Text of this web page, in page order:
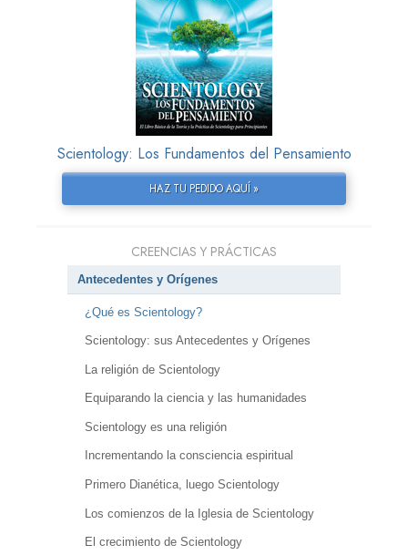
Scientology: Los Fundamentos del Pensamiento
HAZ TU PEDIDO AQUÍ »
CREENCIAS Y PRÁCTICAS
Antecedentes y Orígenes
¿Qué es Scientology?
Scientology: sus Antecedentes y Orígenes
La religión de Scientology
Equiparando la ciencia y las humanidades
Scientology es una religión
Incrementando la consciencia espiritual
Primero Dianética, luego Scientology
Los comienzos de la Iglesia de Scientology
El crecimiento de Scientology